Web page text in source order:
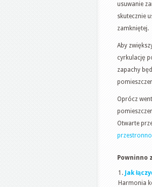
usuwanie
skutecznie
zamkniętej.
Aby
cyrkulację
zapachy
Oprócz
Otwarte
Powninno
Jak
Harmonia